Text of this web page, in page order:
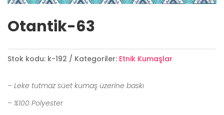
Otantik-63
Stok kodu: k-192 Kategoriler: Etnik Kumaşlar
– Leke tutmaz süet kumaş üzerine baskı
– %100 Polyester